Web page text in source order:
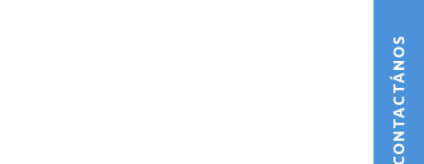
CONTACTÁNOS